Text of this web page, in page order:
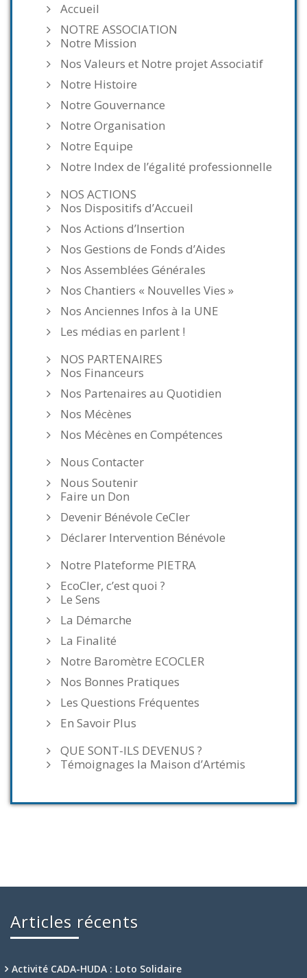
Accueil
NOTRE ASSOCIATION
Notre Mission
Nos Valeurs et Notre projet Associatif
Notre Histoire
Notre Gouvernance
Notre Organisation
Notre Equipe
Notre Index de l’égalité professionnelle
NOS ACTIONS
Nos Dispositifs d’Accueil
Nos Actions d’Insertion
Nos Gestions de Fonds d’Aides
Nos Assemblées Générales
Nos Chantiers « Nouvelles Vies »
Nos Anciennes Infos à la UNE
Les médias en parlent !
NOS PARTENAIRES
Nos Financeurs
Nos Partenaires au Quotidien
Nos Mécènes
Nos Mécènes en Compétences
Nous Contacter
Nous Soutenir
Faire un Don
Devenir Bénévole CeCler
Déclarer Intervention Bénévole
Notre Plateforme PIETRA
EcoCler, c’est quoi ?
Le Sens
La Démarche
La Finalité
Notre Baromètre ECOCLER
Nos Bonnes Pratiques
Les Questions Fréquentes
En Savoir Plus
QUE SONT-ILS DEVENUS ?
Témoignages la Maison d’Artémis
Articles récents
Activité CADA-HUDA : Loto Solidaire